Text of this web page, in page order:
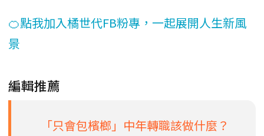
🍊點我加入橘世代FB粉專，一起展開人生新風
景
編輯推薦
「只會包檳榔」中年轉職該做什麼？